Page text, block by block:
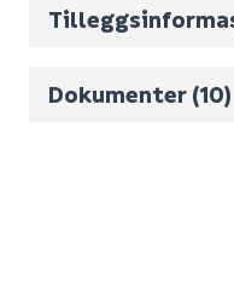
Volum
Dokumenter (10)
Produktblad